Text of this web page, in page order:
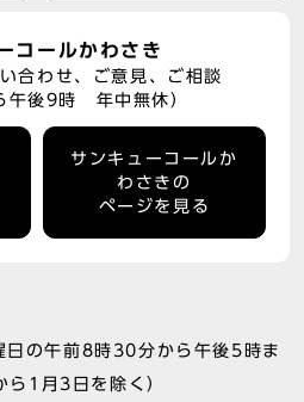
コールかわさき
合わせ、ご意見、ご相談
午後9時 年中無休）
サンキューコールか
わさきの
ページを見る
日の午前8時30分から午後5時ま
1月3日を除く）